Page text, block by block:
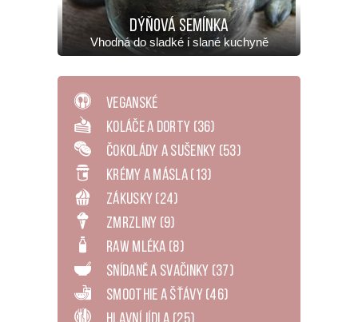
Dýňová semínka
Vhodná do sladké i slané kuchyně
Veganské
Koláče a dorty (36)
Čokolády a sušenky (53)
Krémy a másla(13)
Zákusky(24)
Zmrzliny (9)
RAW mléka (8)
Snídaně a svačinky (37)
Smoothie a šťávy(46)
Hlavní jídla (25)